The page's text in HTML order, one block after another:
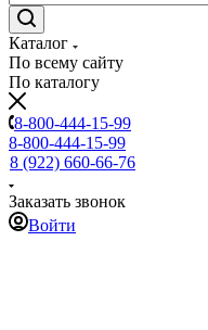
Каталог
По всему сайту
По каталогу
8-800-444-15-99
8-800-444-15-99
8 (922) 660-66-76
Заказать звонок
Войти